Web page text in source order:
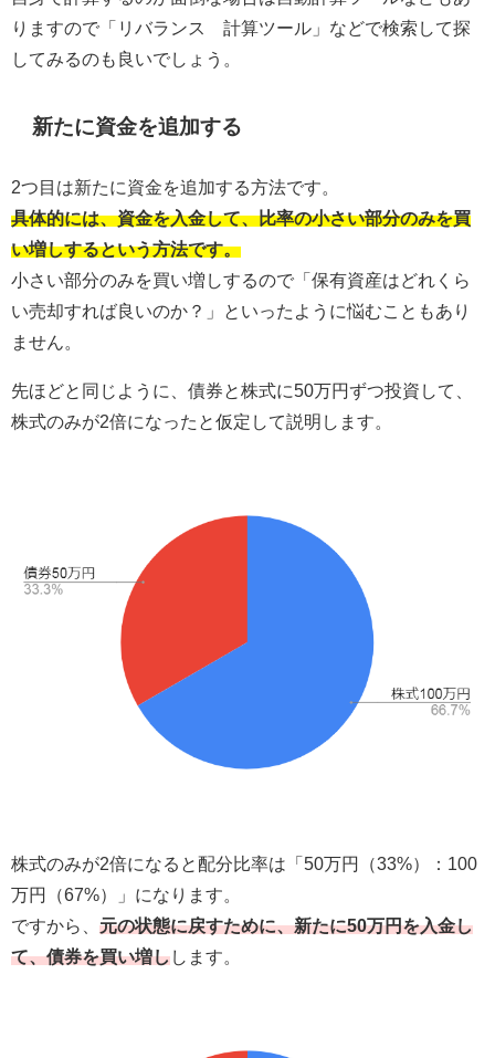
りますので「リバランス 計算ツール」などで検索して探
してみるのも良いでしょう。
新たに資金を追加する
2つ目は新たに資金を追加する方法です。
具体的には、資金を入金して、比率の小さい部分のみを買
い増しするという方法です。
小さい部分のみを買い増しするので「保有資産はどれくら
い売却すれば良いのか？」といったように悩むこともあり
ません。
先ほどと同じように、債券と株式に50万円ずつ投資して、
株式のみが2倍になったと仮定して説明します。
株式のみが2倍になると配分比率は「50万円（33%）：100
万円（67%）」になります。
ですから、 元の状態に戻すために、新たに50万円を入金し
て、債券を買い増しします。